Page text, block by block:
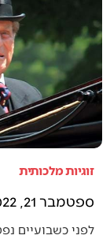
זוגיות מלכותית
ספטמבר 21, 2022